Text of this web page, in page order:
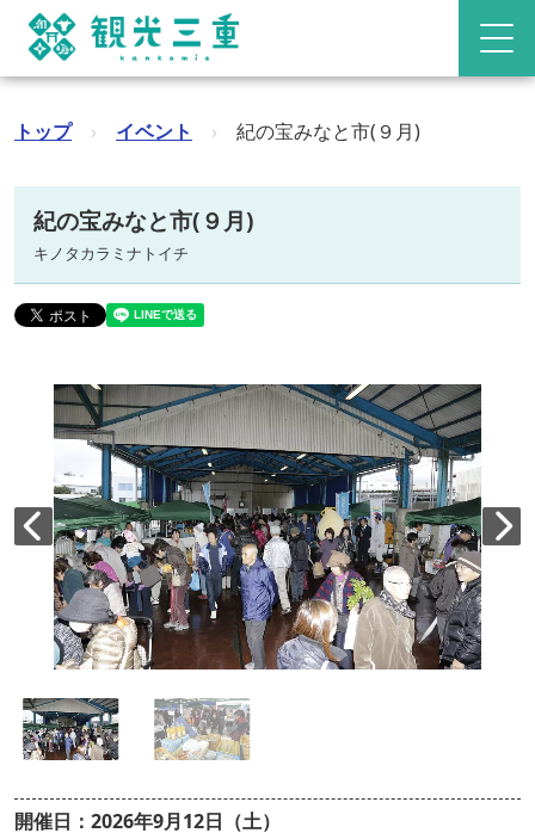
トップ › イベント › 紀の宝みなと市(９月)
紀の宝みなと市(９月)
キノタカラミナトイチ
開催日：2026年9月12日（土）